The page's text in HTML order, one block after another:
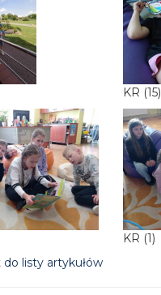
KR (15)
KR (1)
listy artykułów